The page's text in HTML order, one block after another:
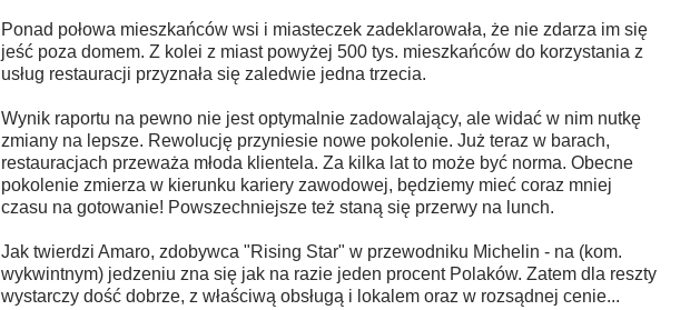
Ponad połowa mieszkańców wsi i miasteczek zadeklarowała, że nie zdarza im się
jeść poza domem. Z kolei z miast powyżej 500 tys. mieszkańców do korzystania z
usług restauracji przyznała się zaledwie jedna trzecia.
Wynik raportu na pewno nie jest optymalnie zadowalający, ale widać w nim nutkę
zmiany na lepsze. Rewolucję przyniesie nowe pokolenie. Już teraz w barach,
restauracjach przeważa młoda klientela. Za kilka lat to może być norma. Obecne
pokolenie zmierza w kierunku kariery zawodowej, będziemy mieć coraz mniej
czasu na gotowanie! Powszechniejsze też staną się przerwy na lunch.
Jak twierdzi Amaro, zdobywca "Rising Star" w przewodniku Michelin - na (kom.
wykwintnym) jedzeniu zna się jak na razie jeden procent Polaków. Zatem dla reszty
wystarczy dość dobrze, z właściwą obsługą i lokalem oraz w rozsądnej cenie...